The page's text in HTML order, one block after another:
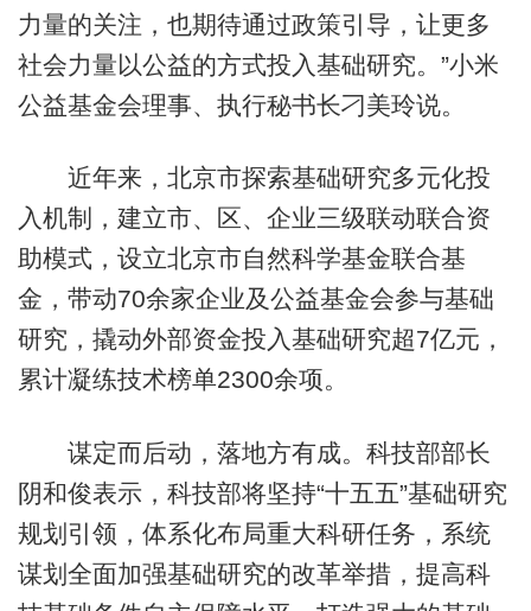
力量的关注，也期待通过政策引导，让更多
社会力量以公益的方式投入基础研究。”小米
公益基金会理事、执行秘书长刁美玲说。
近年来，北京市探索基础研究多元化投
入机制，建立市、区、企业三级联动联合资
助模式，设立北京市自然科学基金联合基
金，带动70余家企业及公益基金会参与基础
研究，撬动外部资金投入基础研究超7亿元，
累计凝练技术榜单2300余项。
谋定而后动，落地方有成。科技部部长
阴和俊表示，科技部将坚持“十五五”基础研究
规划引领，体系化布局重大科研任务，系统
谋划全面加强基础研究的改革举措，提高科